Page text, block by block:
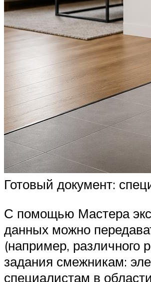
Готовый документ:
С помощью Мастера
данных можно
(например, различного
задания смежникам:
специалистам в